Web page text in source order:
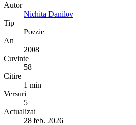
Autor
Nichita Danilov
Tip
Poezie
An
2008
Cuvinte
58
Citire
1 min
Versuri
5
Actualizat
28 feb. 2026